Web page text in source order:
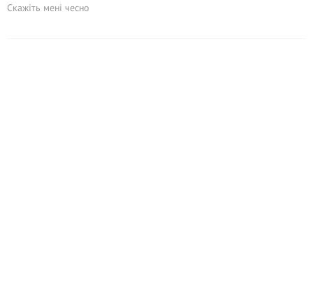
Скажіть мені чесно